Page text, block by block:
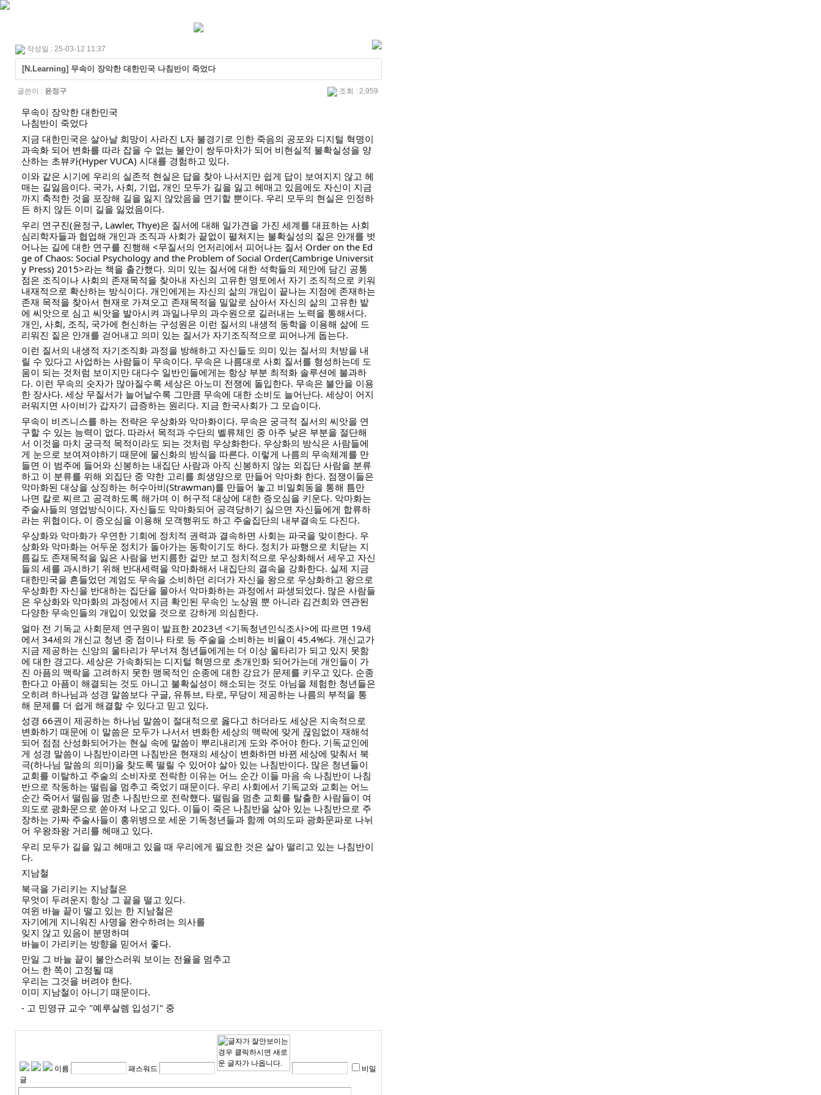
작성일 : 25-03-12 11:37
[N.Learning] 무속이 장악한 대한민국 나침반이 죽었다
글쓴이 : 윤정구 조회 : 2,959
무속이 장악한 대한민국
나침반이 죽었다
지금 대한민국은 살아날 희망이 사라진 L자 불경기로 인한 죽음의 공포와 디지털 혁명이
과속화 되어 변화를 따라 잡을 수 없는 불안이 쌍두마차가 되어 비현실적 불확실성을 양
산하는 초뷰카(Hyper VUCA) 시대를 경험하고 있다.
이와 같은 시기에 우리의 실존적 현실은 답을 찾아 나서지만 쉽게 답이 보여지지 않고 헤
매는 길잃음이다. 국가, 사회, 기업, 개인 모두가 길을 잃고 헤매고 있음에도 자신이 지금
까지 축적한 것을 포장해 길을 잃지 않았음을 연기할 뿐이다. 우리 모두의 현실은 인정하
든 하지 않든 이미 길을 잃었음이다.
우리 연구진(윤정구, Lawler, Thye)은 질서에 대해 일가견을 가진 세계를 대표하는 사회
심리학자들과 협업해 개인과 조직과 사회가 끝없이 펼쳐지는 불확실성의 짙은 안개를 벗
어나는 길에 대한 연구를 진행해 <무질서의 언저리에서 피어나는 질서 Order on the Ed
ge of Chaos: Social Psychology and the Problem of Social Order(Cambrige Universit
y Press) 2015>라는 책을 출간했다. 의미 있는 질서에 대한 석학들의 제안에 담긴 공통
점은 조직이나 사회의 존재목적을 찾아내 자신의 고유한 영토에서 자기 조직적으로 키워
내재적으로 확산하는 방식이다. 개인에게는 자신의 삶의 개입이 끝나는 지점에 존재하는
존재 목적을 찾아서 현재로 가져오고 존재목적을 밀알로 삼아서 자신의 삶의 고유한 밭
에 씨앗으로 심고 씨앗을 발아시켜 과일나무의 과수원으로 길러내는 노력을 통해서다.
개인, 사회, 조직, 국가에 헌신하는 구성원은 이런 질서의 내생적 동학을 이용해 삶에 드
리워진 짙은 안개를 걷어내고 의미 있는 질서가 자기조직적으로 피어나게 돕는다.
이런 질서의 내생적 자기조직화 과정을 방해하고 자신들도 의미 있는 질서의 처방을 내
릴 수 있다고 사업하는 사람들이 무속이다. 무속은 나름대로 사회 질서를 형성하는데 도
움이 되는 것처럼 보이지만 대다수 일반인들에게는 항상 부분 최적화 솔루션에 불과하
다. 이런 무속의 숫자가 많아질수록 세상은 아노미 전쟁에 돌입한다. 무속은 불안을 이용
한 장사다. 세상 무질서가 늘어날수록 그만큼 무속에 대한 소비도 늘어난다. 세상이 어지
러워지면 사이비가 갑자기 급증하는 원리다. 지금 한국사회가 그 모습이다.
무속이 비즈니스를 하는 전략은 우상화와 악마화이다. 무속은 궁극적 질서의 씨앗을 연
구할 수 있는 능력이 없다. 따라서 목적과 수단의 벨류체인 중 아주 낮은 부분을 절단해
서 이것을 마치 궁극적 목적이라도 되는 것처럼 우상화한다. 우상화의 방식은 사람들에
게 눈으로 보여져야하기 때문에 물신화의 방식을 따른다. 이렇게 나름의 무속체계를 만
들면 이 범주에 들어와 신봉하는 내집단 사람과 아직 신봉하지 않는 외집단 사람을 분류
하고 이 분류를 위해 외집단 중 약한 고리를 희생양으로 만들어 악마화 한다. 점쟁이들은
악마화된 대상을 상징하는 허수아비(Strawman)를 만들어 놓고 비밀회동을 통해 틈만
나면 칼로 찌르고 공격하도록 해가며 이 허구적 대상에 대한 증오심을 키운다. 악마화는
주술사들의 영업방식이다. 자신들도 악마화되어 공격당하기 싫으면 자신들에게 합류하
라는 위협이다. 이 증오심을 이용해 모객행위도 하고 주술집단의 내부결속도 다진다.
우상화와 악마화가 우연한 기회에 정치적 권력과 결속하면 사회는 파국을 맞이한다. 우
상화와 악마화는 어두운 정치가 돌아가는 동학이기도 하다. 정치가 파행으로 치닫는 지
름길도 존재목적을 잃은 사람을 번지름한 겉만 보고 정치적으로 우상화해서 세우고 자신
들의 세를 과시하기 위해 반대세력을 악마화해서 내집단의 결속을 강화한다. 실제 지금
대한민국을 흔들었던 계엄도 무속을 소비하던 리더가 자신을 왕으로 우상화하고 왕으로
우상화한 자신을 반대하는 집단을 몰아서 악마화하는 과정에서 파생되었다. 많은 사람들
은 우상화와 악마화의 과정에서 지금 확인된 무속인 노상원 뿐 아니라 김건희와 연관된
다양한 무속인들의 개입이 있었을 것으로 강하게 의심한다.
얼마 전 기독교 사회문제 연구원이 발표한 2023년 <기독청년인식조사>에 따르면 19세
에서 34세의 개신교 청년 중 점이나 타로 등 주술을 소비하는 비율이 45.4%다. 개신교가
지금 제공하는 신앙의 울타리가 무너져 청년들에게는 더 이상 울타리가 되고 있지 못함
에 대한 경고다. 세상은 가속화되는 디지털 혁명으로 초개인화 되어가는데 개인들이 가
진 아픔의 맥락을 고려하지 못한 맹목적인 순종에 대한 강요가 문제를 키우고 있다. 순종
한다고 아픔이 해결되는 것도 아니고 불확실성이 해소되는 것도 아님을 체험한 청년들은
오히려 하나님과 성경 말씀보다 구글, 유튜브, 타로, 무당이 제공하는 나름의 부적을 통
해 문제를 더 쉽게 해결할 수 있다고 믿고 있다.
성경 66권이 제공하는 하나님 말씀이 절대적으로 옳다고 하더라도 세상은 지속적으로
변화하기 때문에 이 말씀은 모두가 나서서 변화한 세상의 맥락에 맞게 끊임없이 재해석
되어 점점 산성화되어가는 현실 속에 말씀이 뿌리내리게 도와 주어야 한다. 기독교인에
게 성경 말씀이 나침반이라면 나침반은 현재의 세상이 변화하면 바뀐 세상에 맞춰서 북
극(하나님 말씀의 의미)을 찾도록 떨릴 수 있어야 살아 있는 나침반이다. 많은 청년들이
교회를 이탈하고 주술의 소비자로 전락한 이유는 어느 순간 이들 마음 속 나침반이 나침
반으로 작동하는 떨림을 멈추고 죽었기 때문이다. 우리 사회에서 기독교와 교회는 어느
순간 죽어서 떨림을 멈춘 나침반으로 전락했다. 떨림을 멈춘 교회를 탈출한 사람들이 여
의도로 광화문으로 쏟아져 나오고 있다. 이들이 죽은 나침반을 살아 있는 나침반으로 주
장하는 가짜 주술사들이 홍위병으로 세운 기독청년들과 함께 여의도파 광화문파로 나뉘
어 우왕좌왕 거리를 헤매고 있다.
우리 모두가 길을 잃고 헤매고 있을 때 우리에게 필요한 것은 살아 떨리고 있는 나침반이
다.
지남철
북극을 가리키는 지남철은
무엇이 두려운지 항상 그 끝을 떨고 있다.
여윈 바늘 끝이 떨고 있는 한 지남철은
자기에게 지니워진 사명을 완수하려는 의사를
잊지 않고 있음이 분명하며
바늘이 가리키는 방향을 믿어서 좋다.
만일 그 바늘 끝이 불안스러워 보이는 전율을 멈추고
어느 한 쪽이 고정될 때
우리는 그것을 버려야 한다.
이미 지남철이 아니기 때문이다.
- 고 민영규 교수 "예루살렘 입성기" 중
이름 패스워드
비밀
글